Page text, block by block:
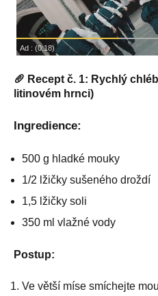
🥖 Recept č. 1: Rychlý
litinovém hrnci)
Ingredience:
500 g hladké mouky
1/2 lžičky sušeného droždí
1,5 lžičky soli
350 ml vlažné vody
Postup:
Ve větší míse smíchejte